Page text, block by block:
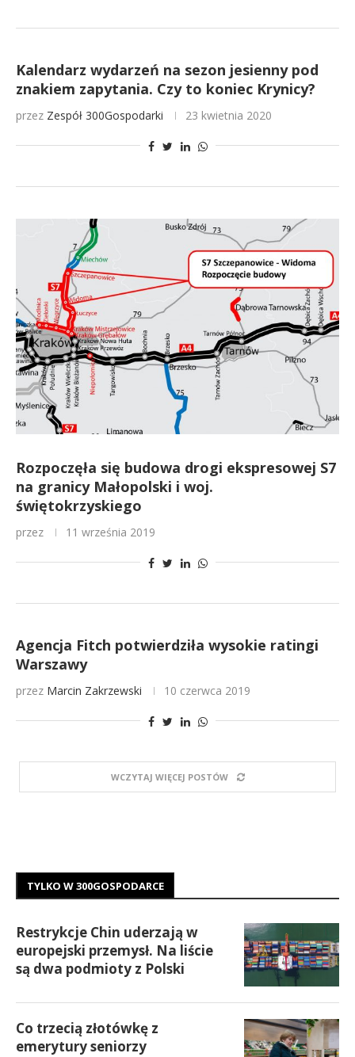
Kalendarz wydarzeń na sezon jesienny pod
znakiem zapytania. Czy to koniec Krynicy?
przez Zespół 300Gospodarki 23 kwietnia 2020
Rozpoczęła się budowa drogi ekspresowej S7
na granicy Małopolski i woj.
świętokrzyskiego
przez 11 września 2019
Agencja Fitch potwierdziła wysokie ratingi
Warszawy
przez Marcin Zakrzewski 10 czerwca 2019
WCZYTAJ WIĘCEJ POSTÓW
TYLKO W 300GOSPODARCE
Restrykcje Chin uderzają w
europejski przemysł. Na liście
są dwa podmioty z Polski
Co trzecią złotówkę z
emerytury seniorzy